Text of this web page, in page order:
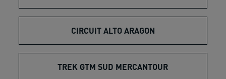
CIRCUIT ALTO ARAGON
TREK GTM SUD MERCANTOUR